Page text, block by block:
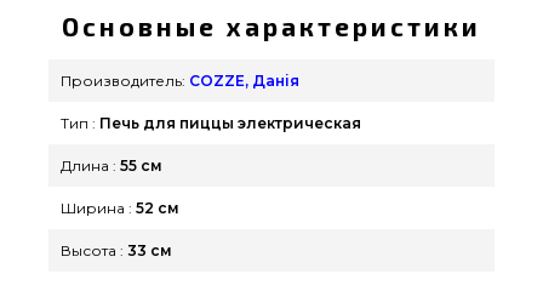
купить от популярного производителя COZZE,
Данія по выгодной стоимости всего 30 939 грн. в
каталоге интернет магазина грилей
для пиццы в каталоге магазина GrillPoint.
Позвоните прямо сейчас нашим продавцам на
Основные характеристики
Производитель: COZZE, Данія
Тип : Печь для пиццы электрическая
Длина : 55 см
Ширина : 52 см
Высота : 33 см